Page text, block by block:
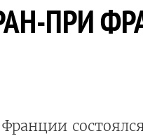
ПРИ